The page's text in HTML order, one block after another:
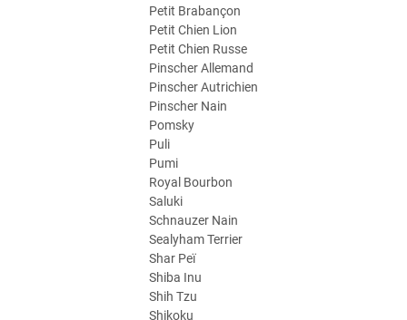
Petit Brabançon
Petit Chien Lion
Petit Chien Russe
Pinscher Allemand
Pinscher Autrichien
Pinscher Nain
Pomsky
Puli
Pumi
Royal Bourbon
Saluki
Schnauzer Nain
Sealyham Terrier
Shar Peï
Shiba Inu
Shih Tzu
Shikoku